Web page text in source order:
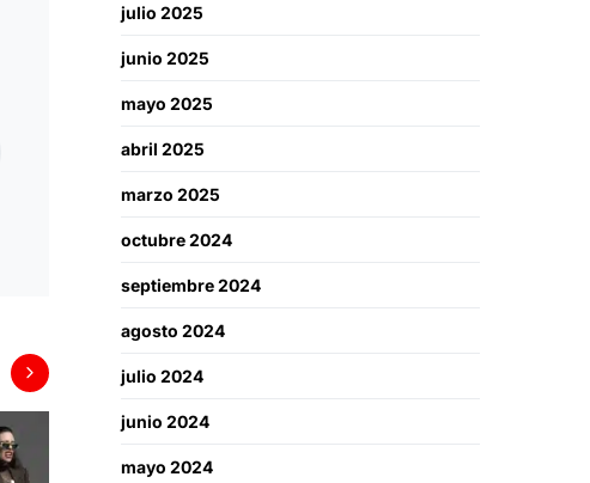
julio 2025
junio 2025
mayo 2025
abril 2025
marzo 2025
octubre 2024
septiembre 2024
agosto 2024
julio 2024
junio 2024
mayo 2024